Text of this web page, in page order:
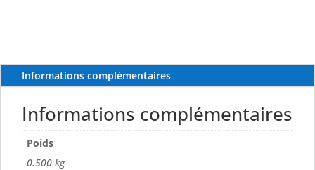
Informations complémentaires
Informations complémentaires
Poids
0.500 kg